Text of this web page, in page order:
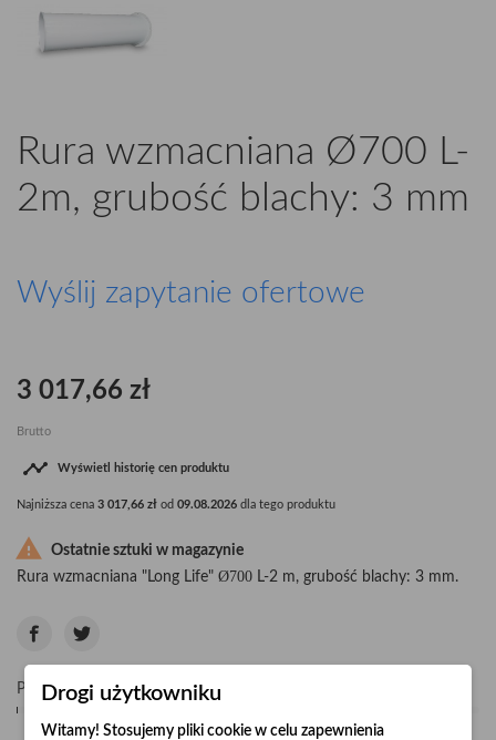
Rura wzmacniana Ø700 L-
2m, grubość blachy: 3 mm
Wyślij zapytanie ofertowe
3 017,66 zł
Brutto
 Wyświetl historię cen produktu
Najniższa cena 3 017,66 zł od 09.08.2026 dla tego produktu

Ostatnie sztuki w magazynie
Rura wzmacniana "Long Life" Ø700 L-2 m, grubość blachy: 3 mm.
Pośpiesz się! Tylko1sztuk w magazynie
Drogi użytkowniku
Witamy! Stosujemy pliki cookie w celu zapewnienia